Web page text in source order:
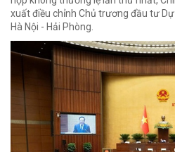
xuất điều chỉnh Chủ trương đầu tư
Hà Nội - Hải Phòng.